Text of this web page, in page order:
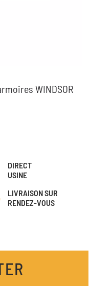
WINDSOR
DIRECT
USINE
LIVRAISON SUR
RENDEZ-VOUS